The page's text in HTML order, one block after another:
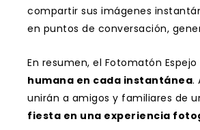
compartir sus imágenes
en puntos de conversación,
En resumen, el Fotomatón
humana en cada instantánea.
unirán a amigos y familiares de
fiesta en una experiencia